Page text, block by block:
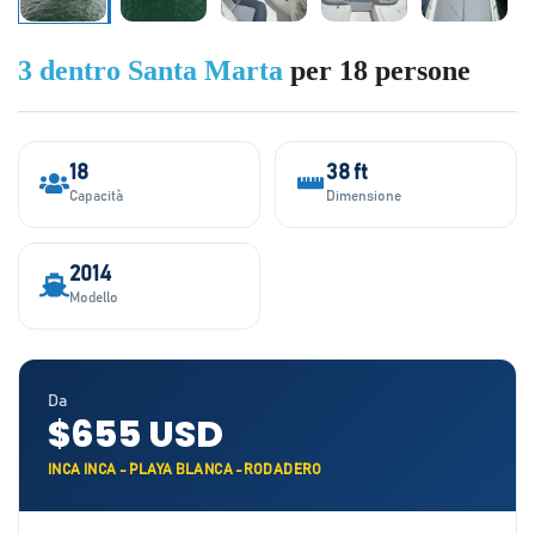
3 dentro Santa Marta per 18 persone
18
Capacità
38 ft
Dimensione
2014
Modello
Da
$655 USD
INCA INCA - PLAYA BLANCA -RODADERO